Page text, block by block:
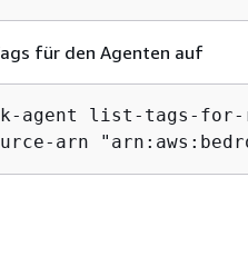
für den Agenten auf
agent list-tags-for-
arn